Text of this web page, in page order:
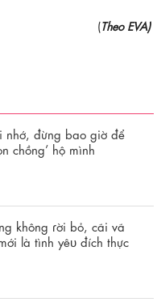
(Theo EVA)
nhớ, đừng bao giờ để
chồng’ hộ mình
không ɾời bỏ, cãi vã
là tình yêᴜ đích thực